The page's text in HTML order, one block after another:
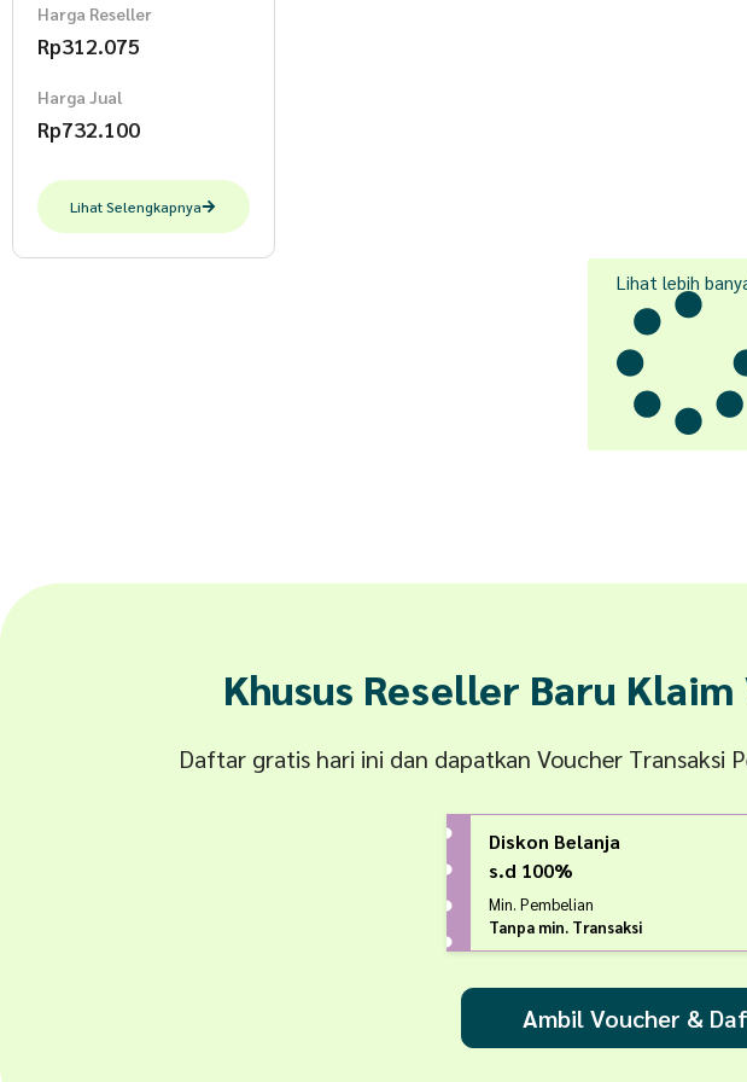
Harga Reseller
Rp312.075
Harga Jual
Rp732.100
Lihat Selengkapnya
Lihat lebih
Khusus Reseller Baru
Daftar gratis hari ini dan dapatkan Voucher Transaksi
Diskon Belanja
s.d 100%
Min. Pembelian
Tanpa min. Transaksi
Ambil Voucher &